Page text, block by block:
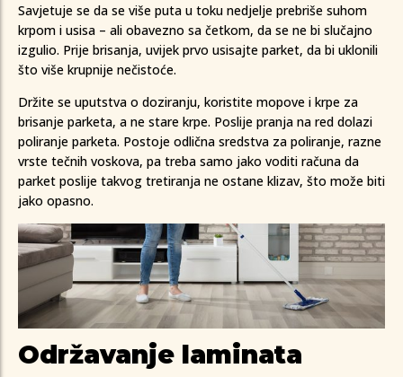
Savjetuje se da se više puta u toku nedjelje prebriše suhom
krpom i usisa – ali obavezno sa četkom, da se ne bi slučajno
izgulio. Prije brisanja, uvijek prvo usisajte parket, da bi uklonili
što više krupnije nečistoće.
Držite se uputstva o doziranju, koristite mopove i krpe za
brisanje parketa, a ne stare krpe. Poslije pranja na red dolazi
poliranje parketa. Postoje odlična sredstva za poliranje, razne
vrste tečnih voskova, pa treba samo jako voditi računa da
parket poslije takvog tretiranja ne ostane klizav, što može biti
jako opasno.
Održavanje laminata